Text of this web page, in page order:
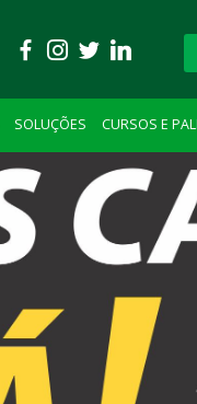
SOLUÇÕES CURSOS E